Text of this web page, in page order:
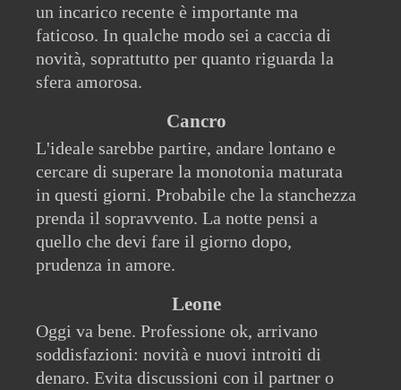
un incarico recente è importante ma
faticoso. In qualche modo sei a caccia di
novità, soprattutto per quanto riguarda la
sfera amorosa.
Cancro
L'ideale sarebbe partire, andare lontano e
cercare di superare la monotonia maturata
in questi giorni. Probabile che la stanchezza
prenda il sopravvento. La notte pensi a
quello che devi fare il giorno dopo,
prudenza in amore.
Leone
Oggi va bene. Professione ok, arrivano
soddisfazioni: novità e nuovi introiti di
denaro. Evita discussioni con il partner o